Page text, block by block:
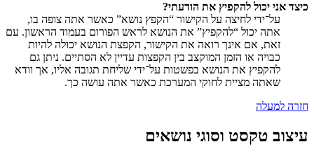
כיצד אני יכול להקפיץ את הודעתי?
על־ידי לחיצה על הקישור “הקפץ נושא” כאשר אתה צופה בו,
אתה יכול “להקפיץ” את הנושא לראש הפורום בעמוד הראשון. עם
זאת, אם אינך רואה את הקישור, הקפצת הנושא יכולה להיות
כבויה או הזמן המוקצב בין הקפצות עדיין לא הסתיים. ניתן גם
להקפיץ את הנושא בפשטות על־ידי שליחת תגובה אליו, אך וודא
שאתה מציית לחוקי המערכת כאשר אתה עושה כך.
חזרה למעלה
עיצוב טקסט וסוגי נושאים